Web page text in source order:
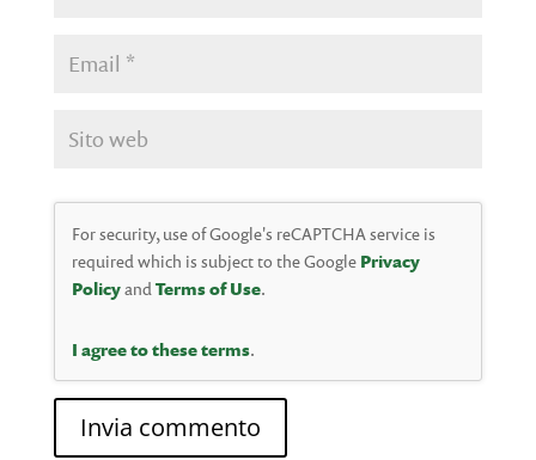
For security, use of Google's reCAPTCHA service is
required which is subject to the Google Privacy
PolicyandTerms of Use.
I agree to these terms.